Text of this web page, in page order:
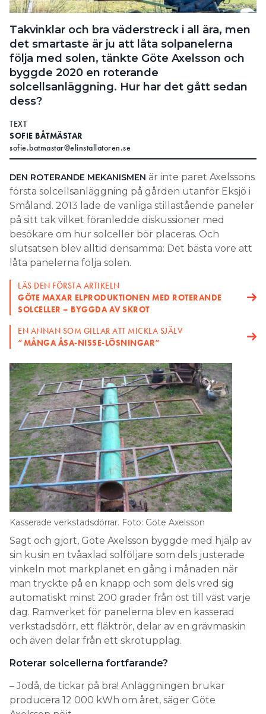
SEARCH
Takvinklar och bra väderstreck i all ära, men
det smartaste är ju att låta solpanelerna
följa med solen, tänkte Göte Axelsson och
byggde 2020 en roterande
solcellsanläggning. Hur har det gått sedan
dess?
TEXT
SOFIE BÅTMÄSTAR
sofie.batmastar@elinstallatoren.se
DEN ROTERANDE MEKANISMEN är inte paret Axelssons
första solcellsanläggning på gården utanför Eksjö i
Småland. 2013 lade de vanliga stillastående paneler
på sitt tak vilket föranledde diskussioner med
besökare om hur solceller bör placeras. Och
slutsatsen blev alltid densamma: Det bästa vore att
låta panelerna följa solen.
LÄS DEN FÖRSTA ARTIKELN
GÖTE MAXAR ELPRODUKTIONEN MED ROTERANDE
SOLCELLER – BYGGDA AV SKROT
EN ANNAN SOM GILLAR ATT MICKLA SJÄLV
”MÅNGA ÅSA-NISSE-LÖSNINGAR”
Kasserade verkstadsdörrar. Foto: Göte Axelsson
Sagt och gjort, Göte Axelsson byggde med hjälp av
sin kusin en tvåaxlad solföljare som dels justerade
vinkeln mot markplanet en gång i månaden när
man tryckte på en knapp och som dels vred sig
automatiskt minst 200 grader från öst till väst varje
dag. Ramverket för panelerna blev en kasserad
verkstadsdörr, ett fläktrör, delar av en grävmaskin
och även delar från ett skrotupplag.
Roterar solcellerna fortfarande?
– Jodå, de tickar på bra! Anläggningen brukar
producera 12 000 kWh om året, säger Göte